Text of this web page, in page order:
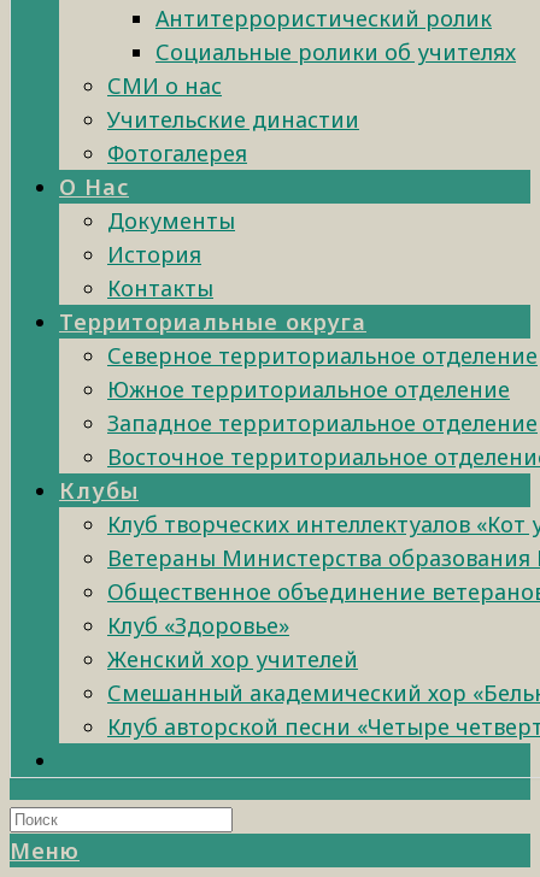
Антитеррористический ролик
Социальные ролики об учителях
СМИ о нас
Учительские династии
Фотогалерея
О Нас
Документы
История
Контакты
Территориальные округа
Северное территориальное отделение
Южное территориальное отделение
Западное территориальное отделение
Восточное территориальное
Клубы
Клуб творческих интеллектуалов «Кот
Ветераны Министерства образования
Общественное объединение
Клуб «Здоровье»
Женский хор учителей
Смешанный академический хор
Клуб авторской песни «Четыре
Меню